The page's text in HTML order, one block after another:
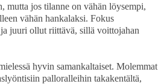
mutta jos tilanne on vähän löysempi,
vähän hankalaksi. Fokus
juuri ollut riittävä, sillä voittojahan
hyvin samankaltaiset. Molemmat
palloralleihin takakentältä,